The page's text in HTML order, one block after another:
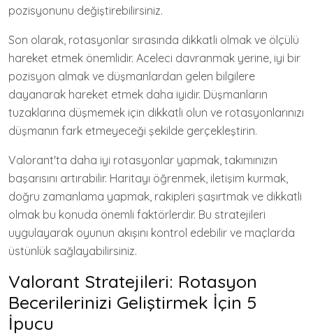
pozisyonunu değiştirebilirsiniz.
Son olarak, rotasyonlar sırasında dikkatli olmak ve ölçülü
hareket etmek önemlidir. Aceleci davranmak yerine, iyi bir
pozisyon almak ve düşmanlardan gelen bilgilere
dayanarak hareket etmek daha iyidir. Düşmanların
tuzaklarına düşmemek için dikkatli olun ve rotasyonlarınızı
düşmanın fark etmeyeceği şekilde gerçekleştirin.
Valorant'ta daha iyi rotasyonlar yapmak, takımınızın
başarısını artırabilir. Haritayı öğrenmek, iletişim kurmak,
doğru zamanlama yapmak, rakipleri şaşırtmak ve dikkatli
olmak bu konuda önemli faktörlerdir. Bu stratejileri
uygulayarak oyunun akışını kontrol edebilir ve maçlarda
üstünlük sağlayabilirsiniz.
Valorant Stratejileri: Rotasyon
Becerilerinizi Geliştirmek İçin 5
İpucu